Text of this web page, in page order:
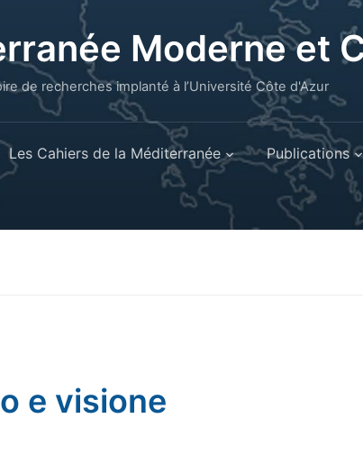
Moderne et
de recherches implanté à l’Université Côte d'Azur
Les Cahiers de la Méditerranée Publications
e visione